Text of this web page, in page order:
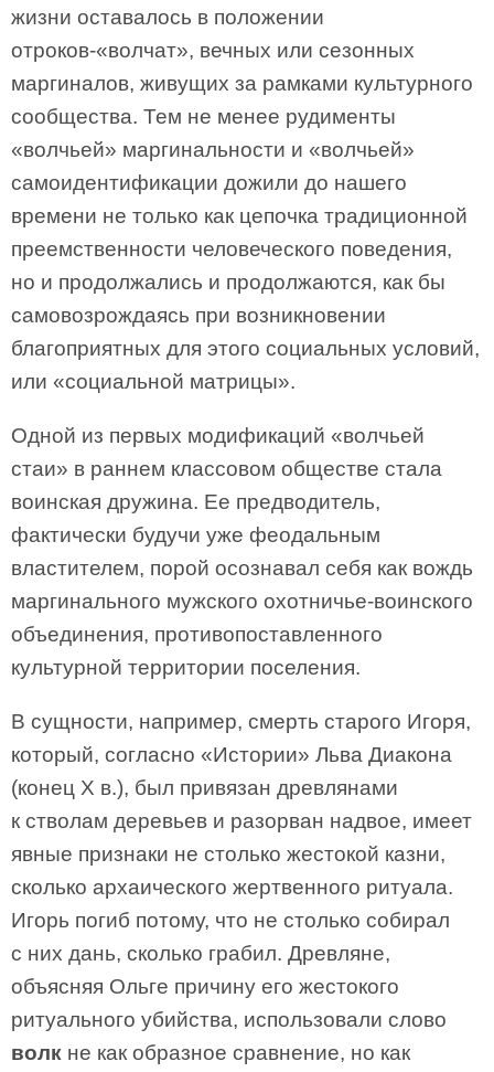
жизни оставалось в положении
отроков-«волчат», вечных или сезонных
маргиналов, живущих за рамками культурного
сообщества. Тем не менее рудименты
«волчьей» маргинальности и «волчьей»
самоидентификации дожили до нашего
времени не только как цепочка традиционной
преемственности человеческого поведения,
но и продолжались и продолжаются, как бы
самовозрождаясь при возникновении
благоприятных для этого социальных условий,
или «социальной матрицы».
Одной из первых модификаций «волчьей
стаи» в раннем классовом обществе стала
воинская дружина. Ее предводитель,
фактически будучи уже феодальным
властителем, порой осознавал себя как вождь
маргинального мужского охотничье-воинского
объединения, противопоставленного
культурной территории поселения.
В сущности, например, смерть старого Игоря,
который, согласно «Истории» Льва Диакона
(конец Х в.), был привязан древлянами
к стволам деревьев и разорван надвое, имеет
явные признаки не столько жестокой казни,
сколько архаического жертвенного ритуала.
Игорь погиб потому, что не столько собирал
с них дань, сколько грабил. Древляне,
объясняя Ольге причину его жестокого
ритуального убийства, использовали слово
волк не как образное сравнение, но как